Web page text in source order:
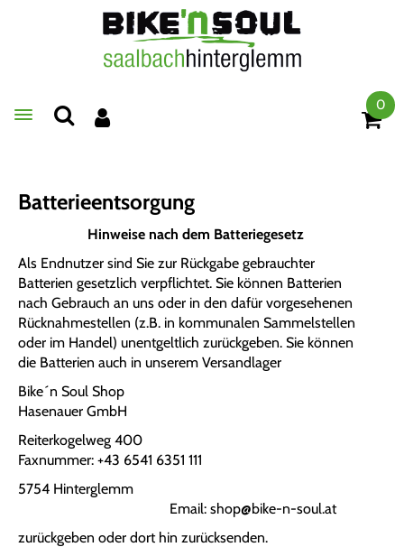
Toggle navigation
0
Batterieentsorgung
Hinweise nach dem Batteriegesetz
Als Endnutzer sind Sie zur Rückgabe gebrauchter
Batterien gesetzlich verpflichtet. Sie können Batterien
nach Gebrauch an uns oder in den dafür vorgesehenen
Rücknahmestellen (z.B. in kommunalen Sammelstellen
oder im Handel) unentgeltlich zurückgeben. Sie können
die Batterien auch in unserem Versandlager
Bike´n Soul Shop
Hasenauer GmbH
Reiterkogelweg 400
Faxnummer: +43 6541 6351 111
5754 Hinterglemm
Email: shop@bike-n-soul.at
zurückgeben oder dort hin zurücksenden.